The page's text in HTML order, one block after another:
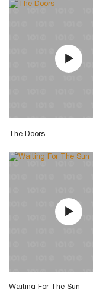
The Doors
Waiting For The Sun